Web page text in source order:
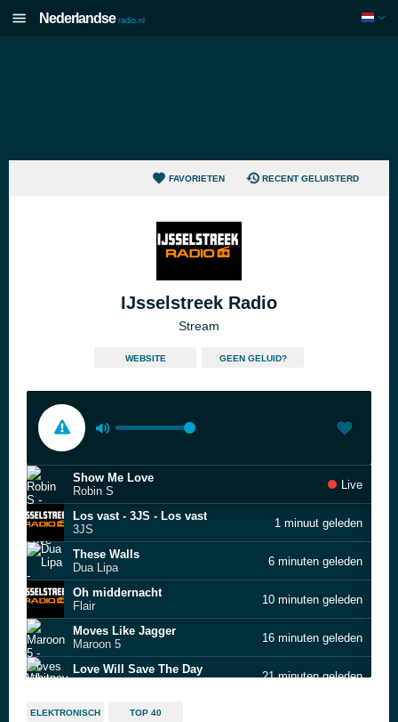
Nederlandse radio.nl
FAVORIETEN RECENT GELUISTERD
IJsselstreek Radio
Stream
WEBSITE GEEN GELUID?
Show Me Love
Robin S
Live
Los vast - 3JS - Los vast
3JS
1 minuut geleden
These Walls
Dua Lipa
6 minuten geleden
Oh middernacht
Flair
10 minuten geleden
Moves Like Jagger
Maroon 5
16 minuten geleden
Love Will Save The Day
21 minuten geleden
Landelijk Nieuws
ELEKTRONISCH TOP 40